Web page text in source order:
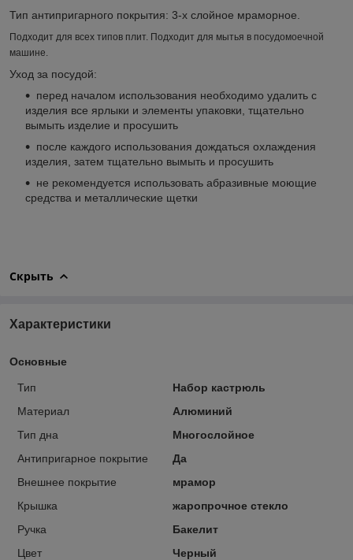
Тип антипригарного покрытия: 3-х слойное мраморное.
Подходит для всех типов плит. Подходит для мытья в посудомоечной
машине.
Уход за посудой:
перед началом использования необходимо удалить с
изделия все ярлыки и элементы упаковки, тщательно
вымыть изделие и просушить
после каждого использования дождаться охлаждения
изделия, затем тщательно вымыть и просушить
не рекомендуется использовать абразивные моющие
средства и металлические щетки
Скрыть
Характеристики
Основные
Тип
Набор кастрюль
Материал
Алюминий
Тип дна
Многослойное
Антипригарное покрытие
Да
Внешнее покрытие
мрамор
Крышка
жаропрочное стекло
Ручка
Бакелит
Цвет
Черный